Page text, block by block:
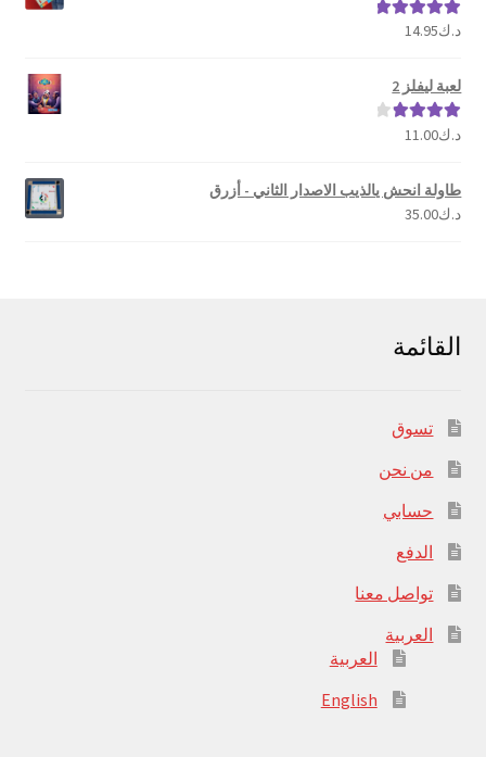
تم التقييم
د.ك14.95
لعبة ليفلز 2
تم التقييم
د.ك11.00
طاولة انحش يالذيب الاصدار الثاني - أزرق
د.ك35.00
القائمة
تسوق
من نحن
حسابي
الدفع
تواصل معنا
العربية
العربية
English